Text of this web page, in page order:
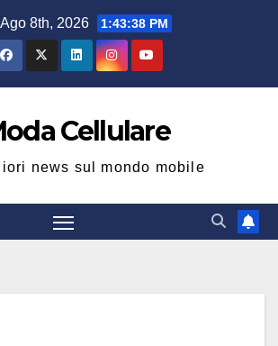
8th, 2026 1:43:39 PM
Cellulare
news sul mondo mobile